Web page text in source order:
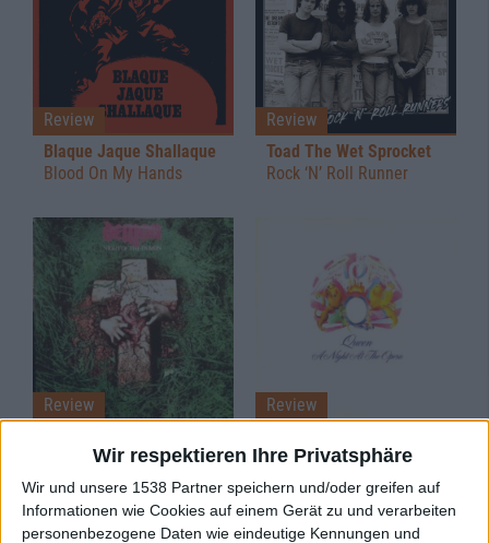
Wir respektieren Ihre Privatsphäre
Wir und unsere 1538 Partner speichern und/oder greifen auf
Informationen wie Cookies auf einem Gerät zu und verarbeiten
personenbezogene Daten wie eindeutige Kennungen und
Review
Blaque Jaque Shallaque
Blood On My Hands
Review
Toad The Wet Sprocket
Rock ‘N’ Roll Runner
Review
Night Of The Demon
Review
A Night At The Opera